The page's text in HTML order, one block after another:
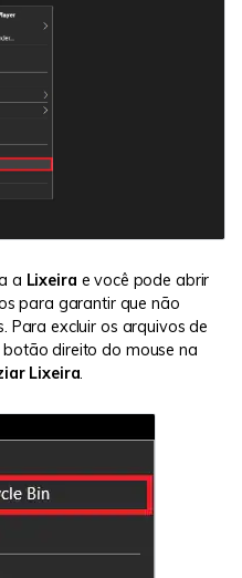
a Lixeira e você pode abrir
para garantir que não
Para excluir os arquivos de
direito do mouse na
Lixeira